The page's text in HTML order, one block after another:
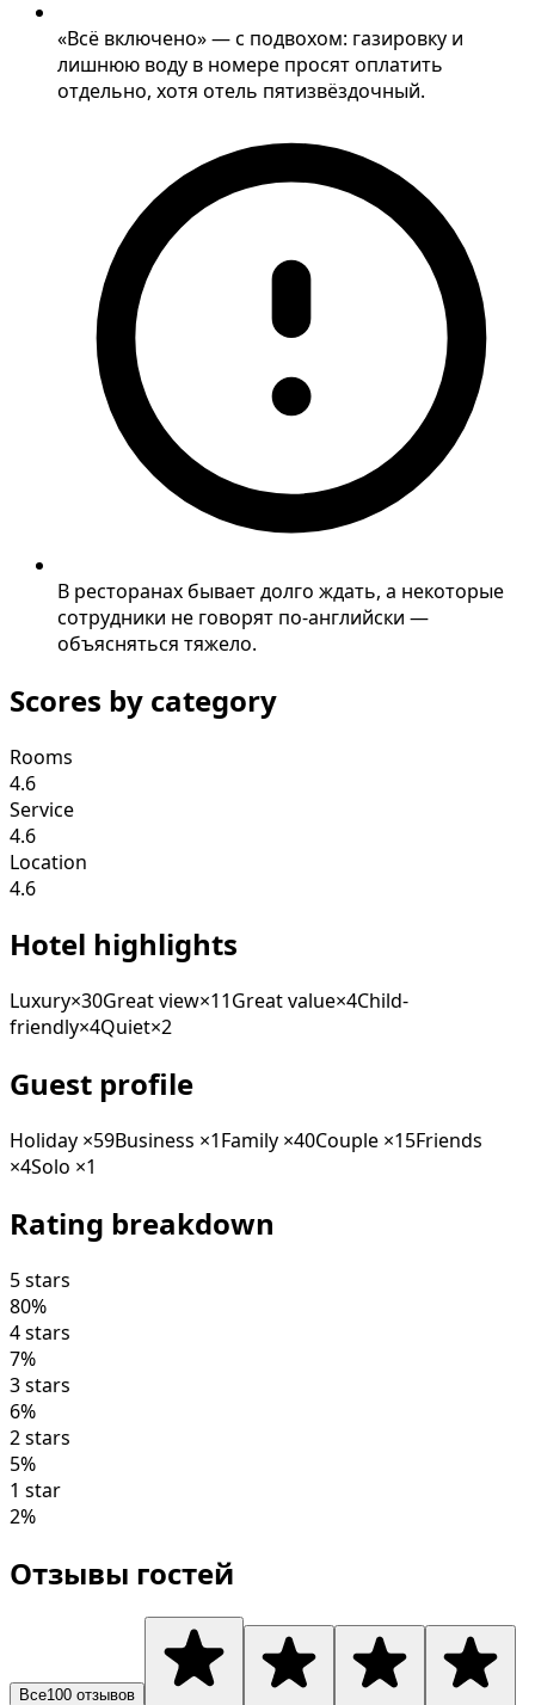
«Всё включено» — с подвохом: газировку и
лишнюю воду в номере просят оплатить
отдельно, хотя отель пятизвёздочный.
В ресторанах бывает долго ждать, а некоторые
сотрудники не говорят по-английски —
объясняться тяжело.
Scores by category
Rooms
4.6
Service
4.6
Location
4.6
Hotel highlights
Luxury×30Great view×11Great value×4Child-
friendly×4Quiet×2
Guest profile
Holiday ×59Business ×1Family ×40Couple ×15Friends
×4Solo ×1
Rating breakdown
5 stars
80%
4 stars
7%
3 stars
6%
2 stars
5%
1 star
2%
Отзывы гостей
Все100 отзывов